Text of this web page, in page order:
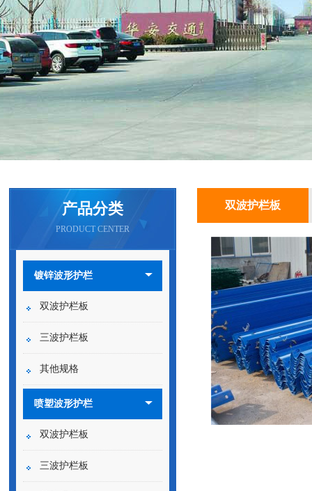
产品分类
PRODUCT CENTER
镀锌波形护栏
双波护栏板
三波护栏板
其他规格
喷塑波形护栏
双波护栏板
三波护栏板
双波护栏板